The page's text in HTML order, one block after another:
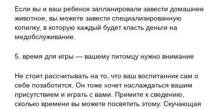
Если вы и ваш ребенок запланировали завести домашнее
животное, вы можете завести специализированную
копилку, в которую каждый будет класть деньги на
медобслуживание.
5. время для игры — вашему питомцу нужно внимание
Не стоит рассчитывать на то, что ваш воспитанник сам о
себе позаботится. Он тоже хочет наслаждаться вашим
присутствием и играть с вами. Примите к сведению,
сколько времени вы можете посвятить этому. Скучающая